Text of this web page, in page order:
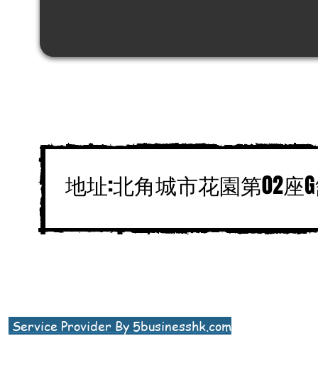
地址:北角城市花園第02座
Service Provider By 5businesshk.com